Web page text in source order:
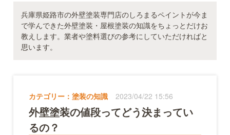
兵庫県姫路市の外壁塗装専門店のしろまるペイントが今ま
で学んできた外壁塗装・屋根塗装の知識をちょっとだけお
教えします。業者や塗料選びの参考にしていただければと
思います。
カテゴリー：塗装の知識 2023/04/22 15:56
外壁塗装の値段ってどう決まってい
るの？